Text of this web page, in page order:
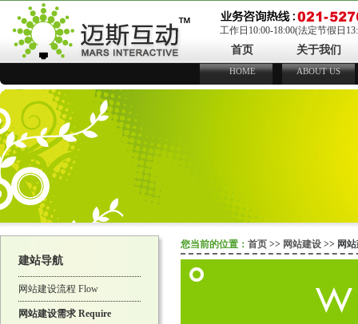
工作日10:00-18:00(法定节假日
首页 关于我们
HOME ABOUT US
建站导航
网站建设流程 Flow
网站建设需求 Require
您当前的位置： 首页 >> 网站建设 >> 网